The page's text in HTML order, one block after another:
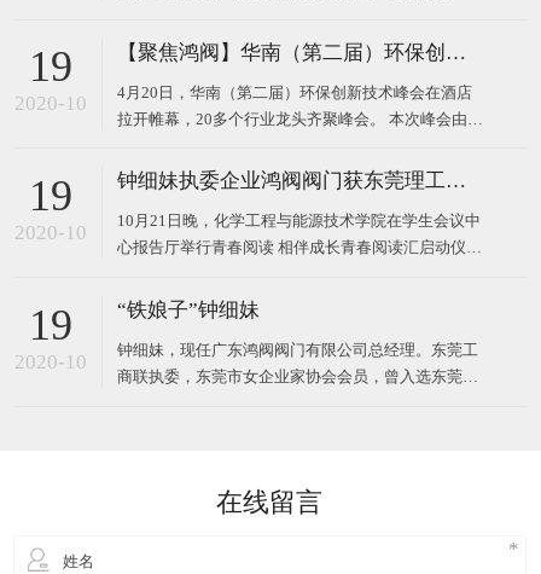
限公司董事长钟细妹、化能学院党委书记夏勇、化能
场仪式。化能学院党委委员、各支部书记、政治辅导
员、班主任
19
2020-10
【聚焦鸿阀】华南（第二届）环保创新技术峰会
4月20日，华南（第二届）环保创新技术峰会在酒店
拉开帷幕，20多个行业龙头齐聚峰会。 本次峰会由广
司作为主办方，以高新技术对接，最新技术产品，超
用，共同将环
19
2020-10
钟细妹执委企业鸿阀阀门获东莞理工学院校长马宏伟亲赠牌匾
10月21日晚，化学工程与能源技术学院在学生会议中
心报告厅举行青春阅读 相伴成长青春阅读汇启动仪
妹，与东莞理工学院党委副书记、校长马宏伟，化能
处长廖文波出席本场仪式。化能学院各支部书记、政
治辅导员、班
19
2020-10
“铁娘子”钟细妹
钟细妹，现任广东鸿阀阀门有限公司总经理。东莞工
商联执委，东莞市女企业家协会会员，曾入选东莞报
在线留言